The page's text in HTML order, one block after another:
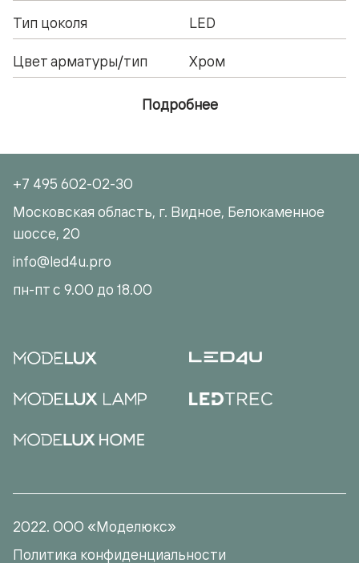
Тип цоколя LED
Цвет арматуры/тип Хром
Подробнее
+7 495 602-02-30
Московская область, г. Видное, Белокаменное
шоссе, 20
info@led4u.pro
пн-пт с 9.00 до 18.00
2022. ООО «Моделюкс»
Политика конфиденциальности